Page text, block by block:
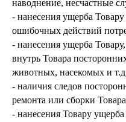
наводнение, несчастные
- нанесения ущерба
ошибочных действий
- нанесения ущерба
внутрь Товара
животных, насекомых и
- наличия следов
ремонта или сборки
- нанесения Товару ущерба